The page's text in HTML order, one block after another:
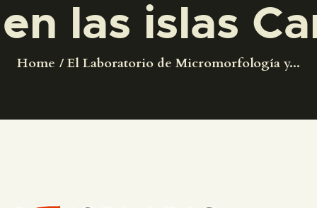
las islas
Home El Laboratorio de Micromorfología y...
PREPARAR LA VISITA
ACTIVIDADES